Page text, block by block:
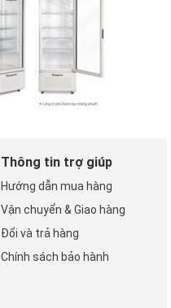
Thông tin trợ giúp
Hướng dẫn mua hàng
Vận chuyển & Giao hàng
Đổi và trả hàng
Chính sách bảo hành